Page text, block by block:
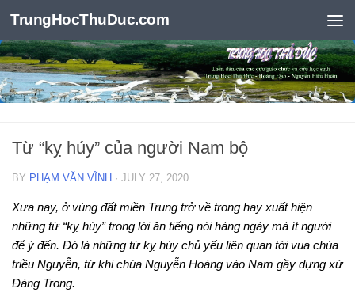
Skip to content
TrungHocThuDuc.com
Từ “kỵ húy” của người Nam bộ
BY PHẠM VĂN VĨNH · JULY 27, 2020
Xưa nay, ở vùng đất miền Trung trở về trong hay xuất hiện
những từ “kỵ húy” trong lời ăn tiếng nói hàng ngày mà ít người
để ý đến. Đó là những từ kỵ húy chủ yếu liên quan tới vua chúa
triều Nguyễn, từ khi chúa Nguyễn Hoàng vào Nam gầy dựng xứ
Đàng Trong.